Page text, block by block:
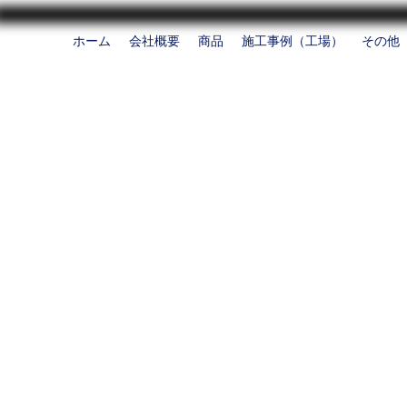
ホーム 会社概要 商品 施工事例（工場） その他